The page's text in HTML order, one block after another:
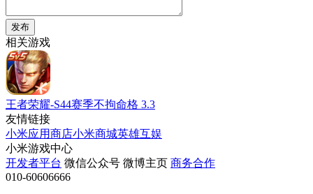
发布
相关游戏
王者荣耀-S44赛季不拘命格 3.3
友情链接
小米应用商店小米商城英雄互娱
小米游戏中心
开发者平台 微信公众号 微博主页 商务合作
010-60606666